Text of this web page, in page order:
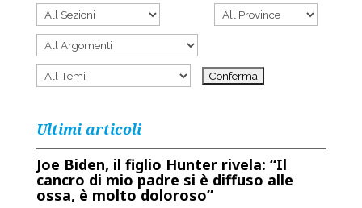
Ultimi articoli
Joe Biden, il figlio Hunter rivela: “Il
cancro di mio padre si è diffuso alle
ossa, è molto doloroso”